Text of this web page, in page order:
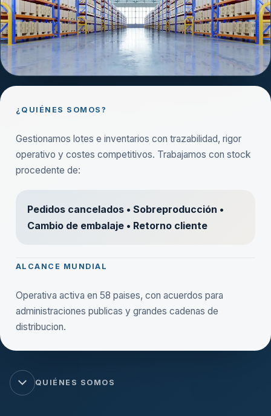
¿QUIÉNES SOMOS?
Gestionamos lotes e inventarios con trazabilidad, rigor
operativo y costes competitivos. Trabajamos con stock
procedente de:
Pedidos cancelados • Sobreproducción •
Cambio de embalaje • Retorno cliente
ALCANCE MUNDIAL
Operativa activa en 58 paises, con acuerdos para
administraciones publicas y grandes cadenas de
distribucion.
QUIÉNES SOMOS